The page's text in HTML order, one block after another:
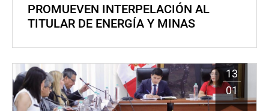
PROMUEVEN INTERPELACIÓN AL
TITULAR DE ENERGÍA Y MINAS
13
01